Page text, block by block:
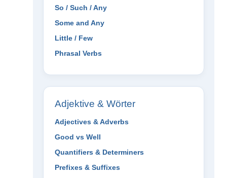
So / Such / Any
Some and Any
Little / Few
Phrasal Verbs
Adjektive & Wörter
Adjectives & Adverbs
Good vs Well
Quantifiers & Determiners
Prefixes & Suffixes